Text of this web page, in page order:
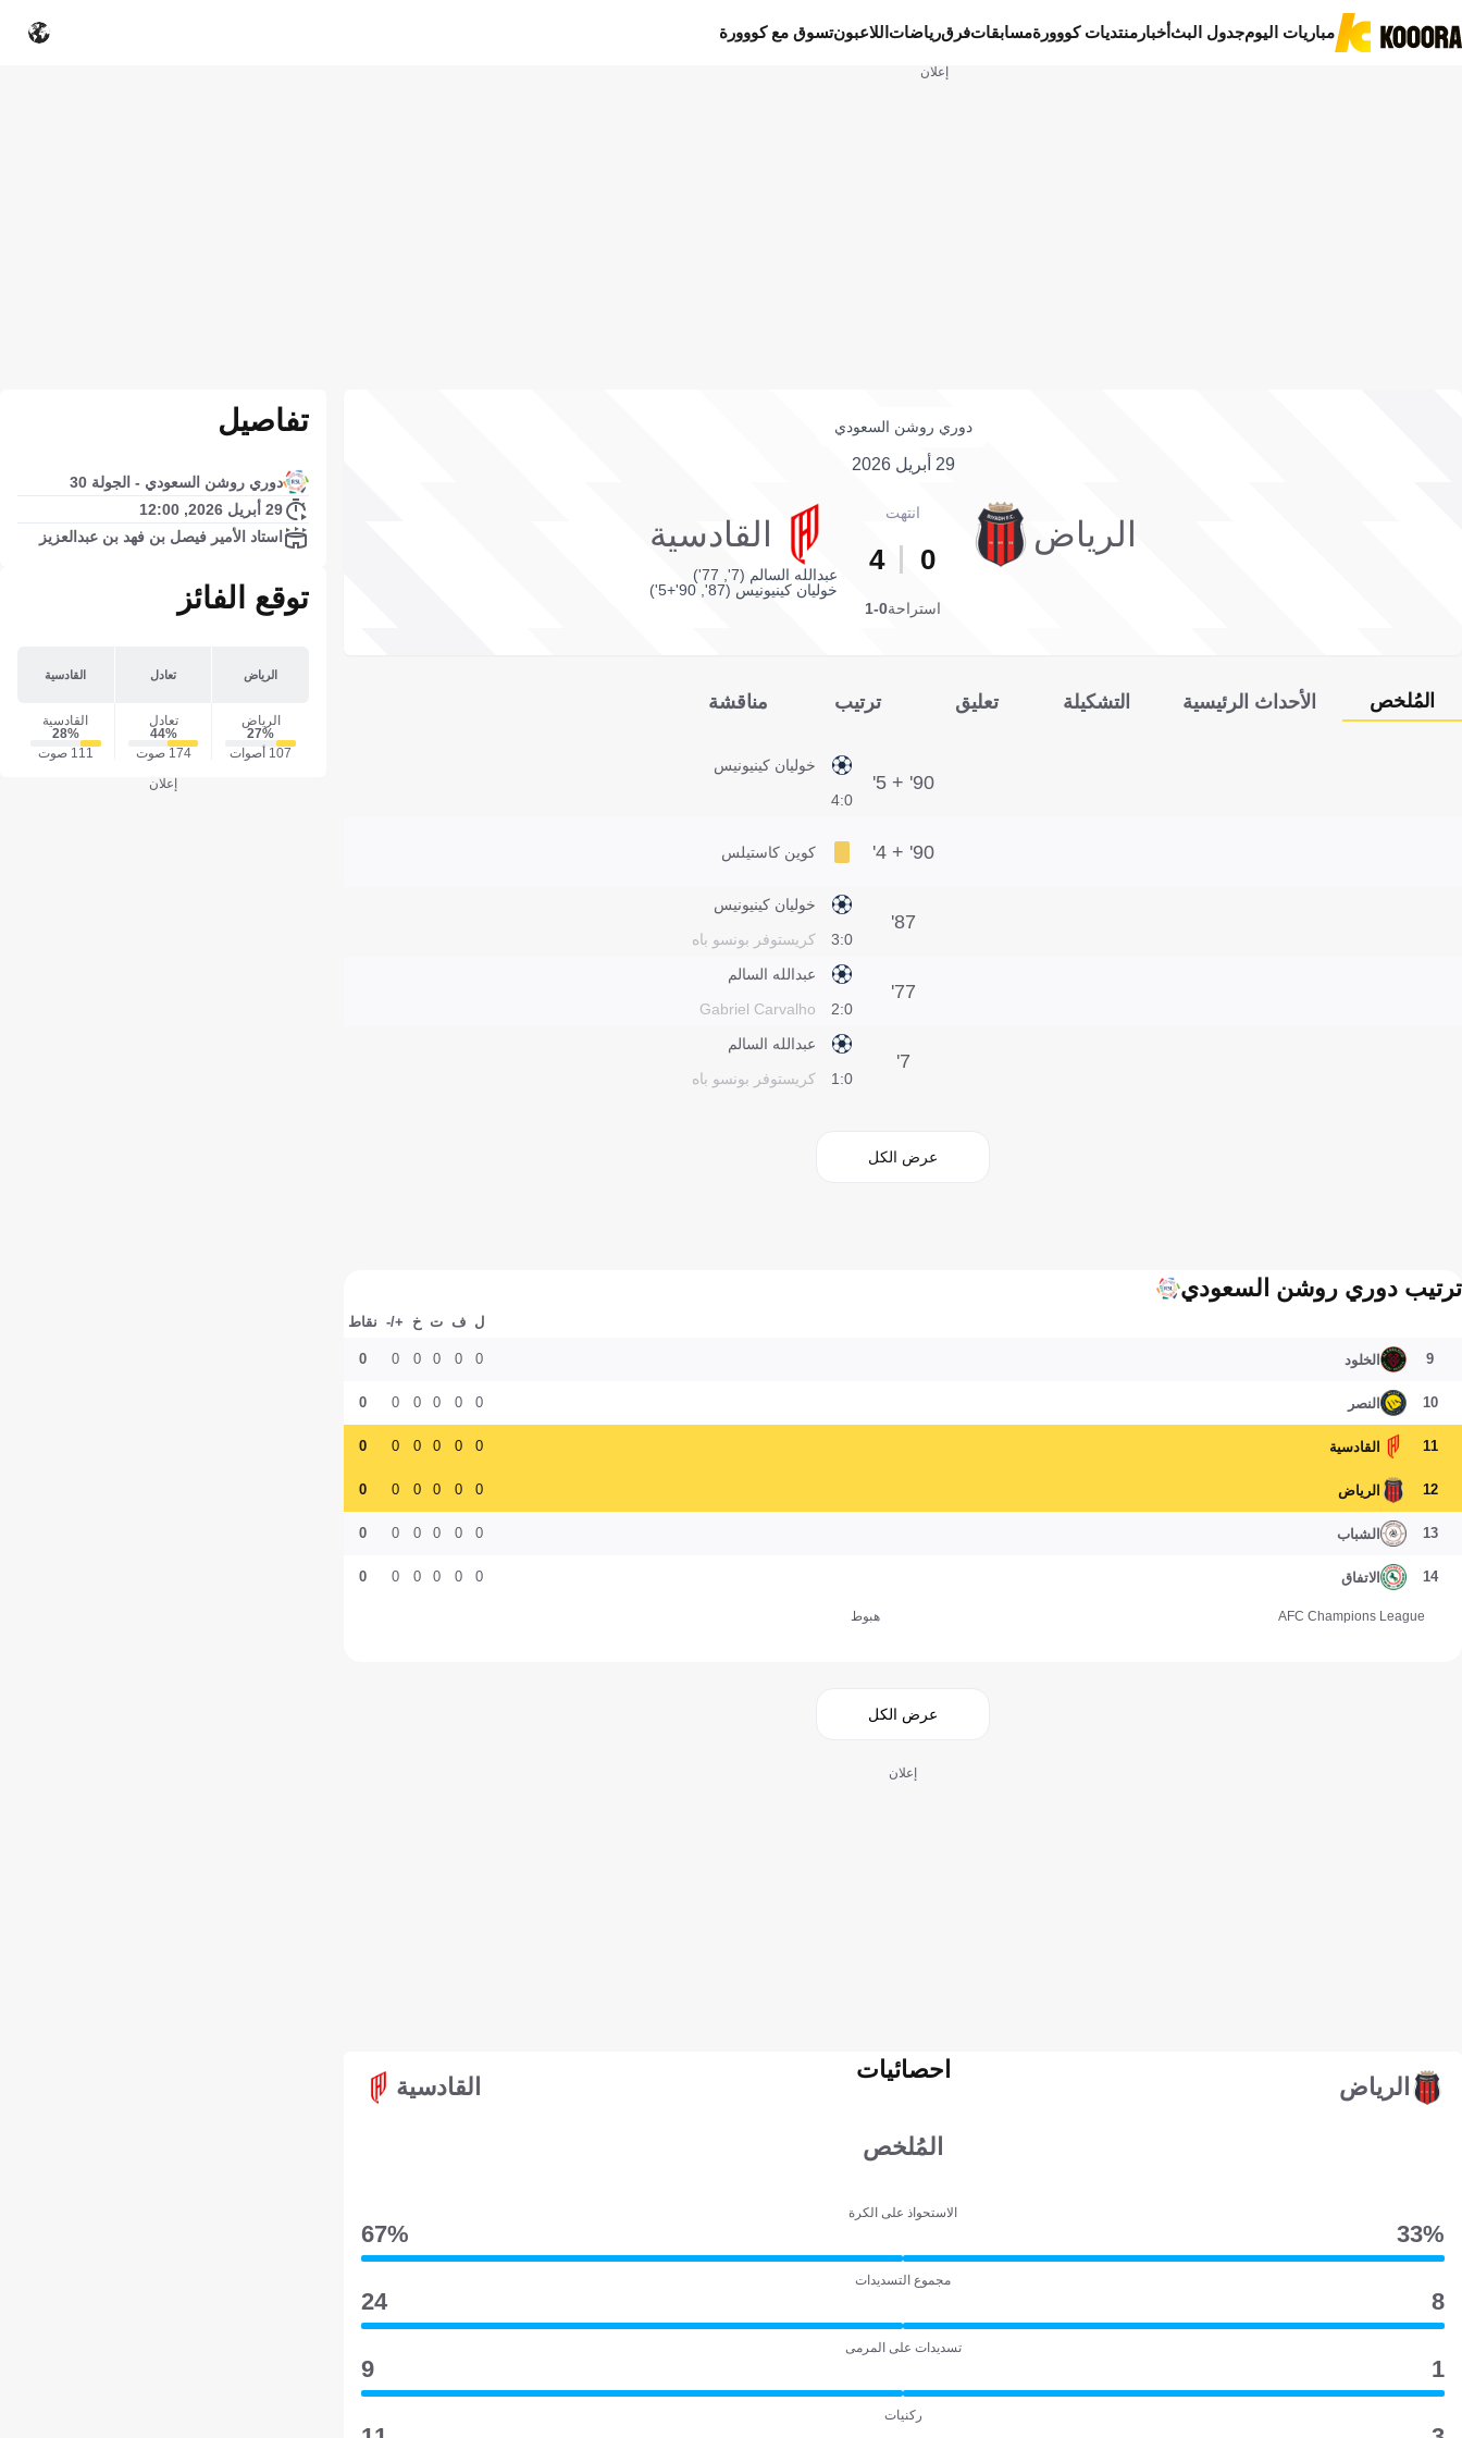
مباريات اليومجدول البثأخبار منتديات كووورةمسابقاتفرقرياضات اللاعبونتسوق مع كووورة
إعلان
دوري روشن السعودي
29 أبريل 2026
الرياض
انتهت
0
4
القادسية
عبدالله السالم (7', 77')
خوليان كينيونيس (87', 90'+5')
استراحة0-1
المُلخص الأحداث الرئيسية التشكيلة تعليق ترتيب مناقشة
0:4
خوليان كينيونيس
90' + 5'
كوين كاستيلس 90' + 4'
0:3
خوليان كينيونيس
كريستوفر بونسو باه
87'
0:2
عبدالله السالم
Gabriel Carvalho
77'
0:1
عبدالله السالم
كريستوفر بونسو باه
7'
عرض الكل
ترتيب دوري روشن السعودي
ل ف ت خ +/- نقاط
9 الخلود 0
0
0
0
0
0
10 النصر 0
0
0
0
0
0
11 القادسية 0
0
0
0
0
0
12 الرياض 0
0
0
0
0
0
13 الشباب 0
0
0
0
0
0
14 الاتفاق 0
0
0
0
0
0
AFC Champions League هبوط
عرض الكل
إعلان
الرياض
احصائيات
القادسية
المُلخص
الاستحواذ على الكرة
33‎%‎
67‎%‎
مجموع التسديدات
8
24
تسديدات على المرمى
1
9
ركنيات
تفاصيل
دوري روشن السعودي - الجولة 30
29 أبريل 2026, 12:00
استاد الأمير فيصل بن فهد بن عبدالعزيز
توقع الفائز
الرياض تعادل القادسية
الرياض
27‎%‎
107 أصوات
تعادل
44‎%‎
174 صوت
القادسية
28‎%‎
111 صوت
إعلان